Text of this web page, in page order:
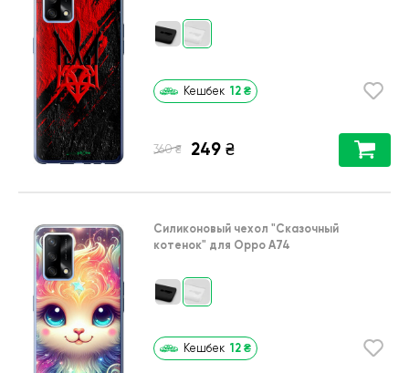
Кешбек 12 ₴
360 ₴ 249 ₴
Силиконовый чехол "Сказочный
котенок" для Oppo A74
Кешбек 12 ₴